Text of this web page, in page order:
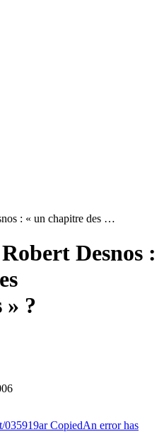
: « un chapitre des …
Desnos :
?
035919arCopiedAn error has